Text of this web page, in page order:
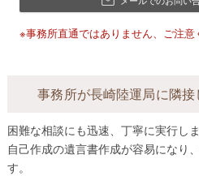
※事務所直通ではありません、ご注意
事務所が長崎陸運局に隣
困難な相談にも迅速、丁寧に実行しま
自己作成の遺言書作成が容易になり
す。